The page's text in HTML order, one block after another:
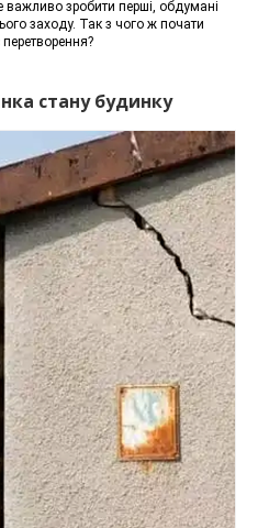
зробити перші, обдумані
заходу. Так з чого ж почати
стану будинку